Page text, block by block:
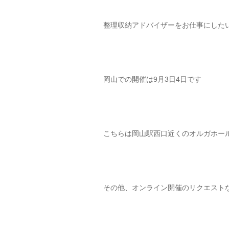
整理収納アドバイザーをお仕事にした
岡山での開催は9月3日4日です
こちらは岡山駅西口近くのオルガホー
その他、オンライン開催のリクエス